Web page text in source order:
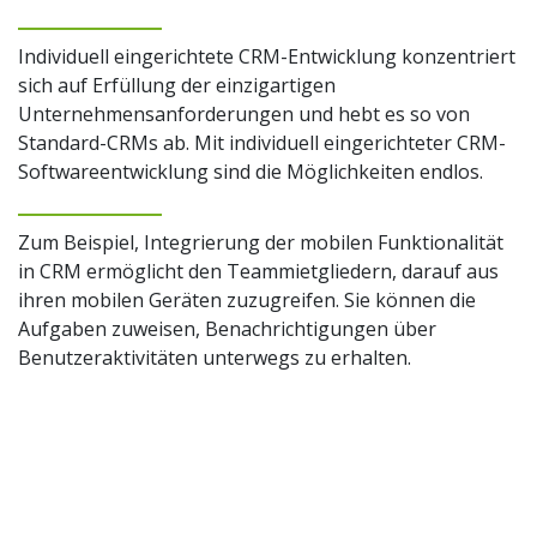
Individuell eingerichtete CRM-Entwicklung konzentriert
sich auf Erfüllung der einzigartigen
Unternehmensanforderungen und hebt es so von
Standard-CRMs ab. Mit individuell eingerichteter CRM-
Softwareentwicklung sind die Möglichkeiten endlos.
Zum Beispiel, Integrierung der mobilen Funktionalität
in CRM ermöglicht den Teammietgliedern, darauf aus
ihren mobilen Geräten zuzugreifen. Sie können die
Aufgaben zuweisen, Benachrichtigungen über
Benutzeraktivitäten unterwegs zu erhalten.